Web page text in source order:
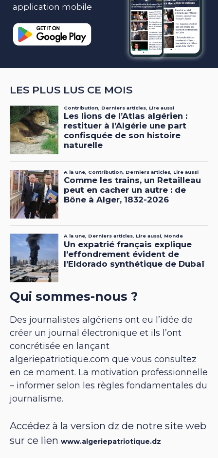
application mobile
LES PLUS LUS CE MOIS
Qui sommes-nous ?
Des journalistes algériens ont eu l’idée de
créer un journal électronique et ils l’ont
concrétisée en lançant
algeriepatriotique.com que vous consultez
en ce moment. La motivation professionnelle
– informer selon les règles fondamentales du
journalisme.
Accédez à la version dz de notre site web
sur ce lien www.algeriepatriotique.dz